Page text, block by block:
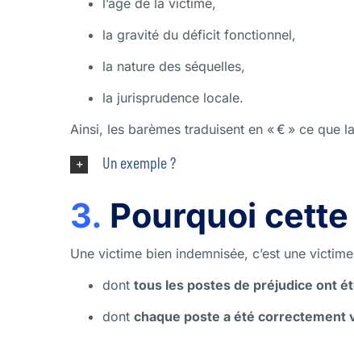
l’âge de la victime,
la gravité du déficit fonctionnel,
la nature des séquelles,
la jurisprudence locale.
Ainsi, les barèmes traduisent en « € » ce que
Un exemple ?
3. Pourquoi
Une victime bien indemnisée, c’est une
dont tous les postes de préjudice ont
dont chaque poste a été correctement